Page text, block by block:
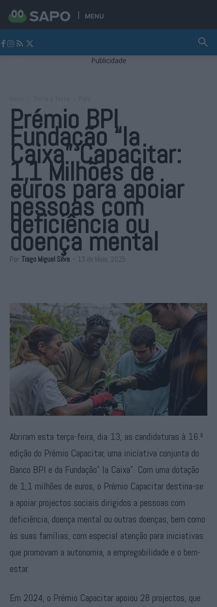
MENU
Publicidade
Prémio BPI
Fundação “la
Caixa” Capacitar:
1,1 Milhões de
euros para apoiar
pessoas com
deficiência ou
doença mental
Por Tiago Miguel Silva - 13 de Maio, 2025
Abriram esta terça-feira, dia 13, as candidaturas à 16.ª
edição do Prémio Capacitar, uma iniciativa conjunta do
Banco BPI e da Fundação” la Caixa”. Com uma dotação
de 1,1 milhões de euros, o Prémio Capacitar destina-se
a apoiar projectos sociais dirigidos a pessoas com
deficiência, doença mental ou outras doenças, bem como
às suas famílias, com especial atenção para iniciativas
que promovam a autonomia, a empregabilidade e o bem-
estar.
Em 2024, o Prémio Capacitar apoiou 28 projectos, que